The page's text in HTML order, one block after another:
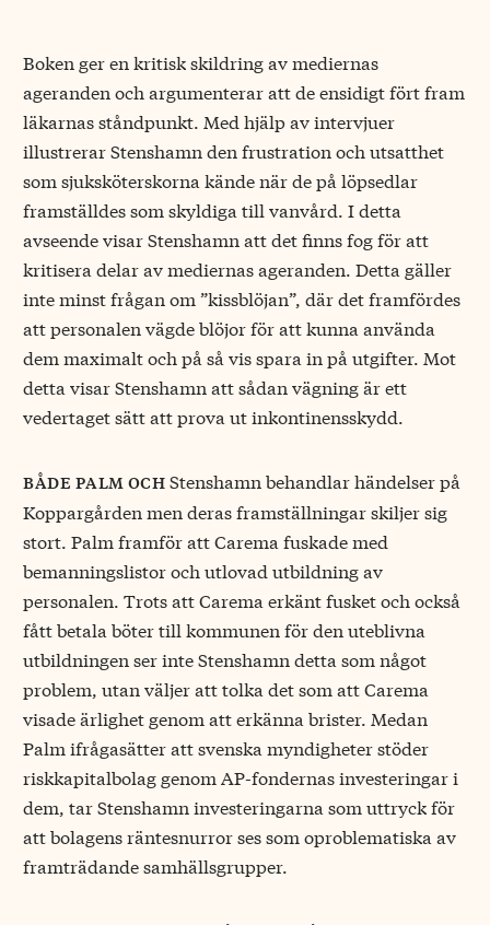
Boken ger en kritisk skildring av mediernas
ageranden och argumenterar att de ensidigt fört fram
läkarnas ståndpunkt. Med hjälp av intervjuer
illustrerar Stenshamn den frustration och utsatthet
som sjuksköterskorna kände när de på löpsedlar
framställdes som skyldiga till vanvård. I detta
avseende visar Stenshamn att det finns fog för att
kritisera delar av ­mediernas ageranden. Detta gäller
inte minst frågan om ”kissblöjan”, där det framfördes
att personalen vägde blöjor för att kunna använda
dem maximalt och på så vis spara in på utgifter. Mot
detta visar Stenshamn att sådan vägning är ett
vedertaget sätt att prova ut inkontinensskydd.
både palm ochStenshamn behandlar händelser på
Koppargården men deras framställningar skiljer sig
stort. Palm framför att Carema fuskade med
bemanningslistor och utlovad utbildning av
personalen. Trots att Carema erkänt fusket och också
fått betala böter till kommunen för den uteblivna
utbildningen ser inte Stenshamn detta som något
problem, utan väljer att tolka det som att Carema
visade ärlighet genom att erkänna brister. Medan
Palm ifrågasätter att svenska myndigheter stöder
riskkapitalbolag genom AP-fondernas investeringar i
dem, tar Stenshamn investeringarna som uttryck för
att bolagens räntesnurror ses som oproblematiska av
framträdande samhällsgrupper.